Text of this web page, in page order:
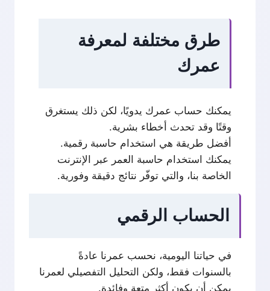
طرق مختلفة لمعرفة
عمرك
يمكنك حساب عمرك يدويًا، لكن ذلك يستغرق
وقتًا وقد تحدث أخطاء بشرية.
أفضل طريقة هي استخدام حاسبة رقمية.
يمكنك استخدام حاسبة العمر عبر الإنترنت
الخاصة بنا، والتي توفّر نتائج دقيقة وفورية.
الحساب الرقمي
في حياتنا اليومية، نحسب عمرنا عادةً
بالسنوات فقط، ولكن التحليل التفصيلي لعمرنا
يمكن أن يكون أكثر متعة وفائدة.